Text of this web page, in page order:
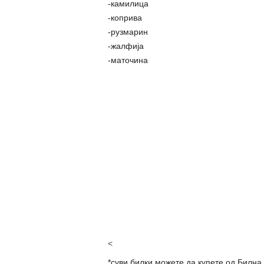
-камилица
-коприва
-рузмарин
-жалфија
-маточина
<